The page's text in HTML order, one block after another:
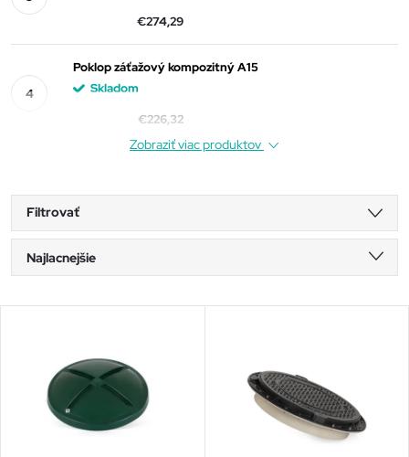
€274,29
Poklop záťažový kompozitný A15
Skladom
€226,32
Zobraziť viac produktov
Filtrovať
R
a
Najlacnejšie
Abecedne